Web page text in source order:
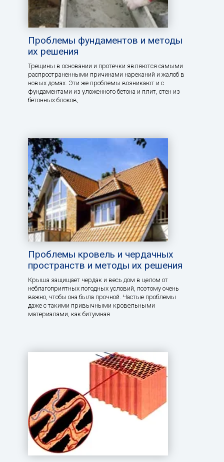
Проблемы фундаментов и методы
их решения
Трещины в основании и протечки являются самыми
распространенными причинами нареканий и жалоб в
новых домах. Эти же проблемы возникают и с
фундаментами из уложенного бетона и плит, стен из
бетонных блоков,
Проблемы кровель и чердачных
пространств и методы их решения
Крыша защищает чердак и весь дом в целом от
неблагоприятных погодных условий, поэтому очень
важно, чтобы она была прочной. Частые проблемы
даже с такими привычными кровельными
материалами, как битумная